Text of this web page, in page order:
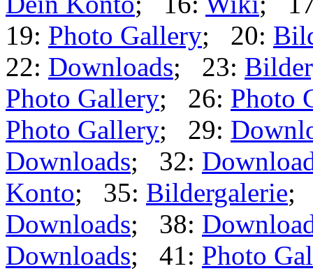
19: Photo Gallery; 20:
22: Downloads; 23:
Photo Gallery; 26: Photo
Photo Gallery; 29:
Downloads; 32:
Konto; 35: Bildergalerie;
Downloads; 38:
Downloads; 41: Photo